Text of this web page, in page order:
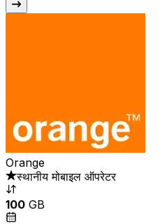
Orange
स्थानीय मोबाइल ऑपरेटर
100 GB